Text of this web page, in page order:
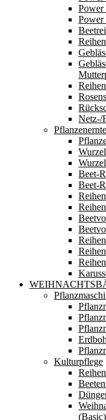
Power
Power
Netz-/
Beet-
Beet-
Kulturpflege
(basic)